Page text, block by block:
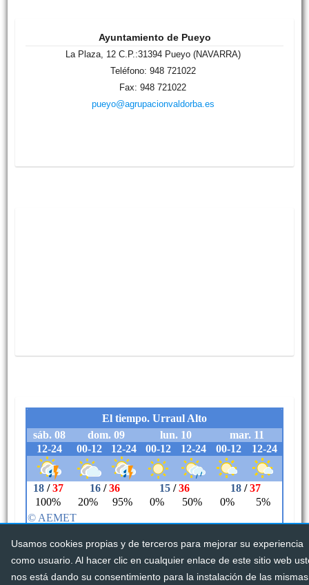
Usamos cookies propias y de terceros para mejorar su experiencia
como usuario. Al hacer clic en cualquier enlace de este sitio web
nos está dando su consentimiento para la instalación de las mismas
Ayuntamiento de Pueyo
La Plaza, 12 C.P.:31394 Pueyo (NAVARRA)
Teléfono: 948 721022
Fax: 948 721022
pueyo@agrupacionvaldorba.es